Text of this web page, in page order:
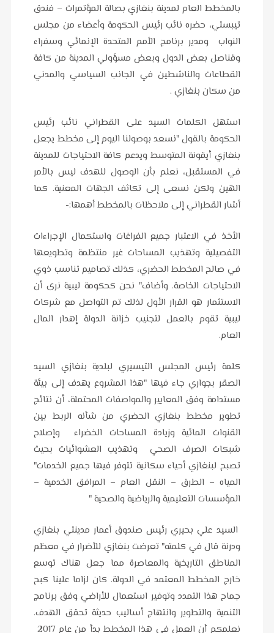
بالمخطط العام لمدينة بنغازي بصالة المؤتمرات – فندق
تيبستي، حضره نائب رئيس الحكومة وأعضاء من مجلس
النواب ومدير برنامج الأمم المتحدة الإنمائي وسفراء
وقناصل بعض الدول وبعض مسؤولي المدينة من كافة
القطاعات والناشطين في الجانب السياسي والمدني
من سكان بنغازي .
استهل الكلمات السيد على القطراني نائب رئيس
الحكومة بالقول "نسعد بوصولنا اليوم إلى مخطط يجعل
بنغازي أيقونة المتوسط ويدعم كافة الاحتياجات للمدينة
في المستقبل، نعلم بأن الوصول للهدف ليس بالأمر
الهين ولكن نسعى إلى تكاثف الجهات المعنية. كما
أشار القطراني إلى ملاحظات بالمخطط أهمها:-
الأخذ في الاعتبار جميع الفراغات واستكمال الإجراءات
التفصيلية وتهذيب المساحات غير منتظمة وتطويعها
في صالح المخطط الحضري، كذلك تصاميم تناسب ذوي
الاحتياجات الخاصة. وأضاف" نحن كحكومة ليبية نرى أن
الاستثمار هو القرار الأول لذلك تم التواصل مع شركات
ليبية تقوم بالعمل لتجنيب خزانة الدولة إهدار المال
العام.
كلمة رئيس المجلس التيسيري لبلدية بنغازي السيد
الصقر بجواري جاء فيها "هذا المشروع يهدف إلى بيئة
مستدامة وفق المعايير والمواصفات المحتملة، أن نتائج
تطوير مخطط بنغازي الحضري من شأنه الربط بين
القنوات المائية وزيادة المساحات الخضراء وإصلاح
شبكات الصرف الصحي وتهذيب العشوائيات بحيث
تصبح لبنغازي أحياء سكانية تتوفر فيها جميع الخدمات"
المياه – الطرق – النقل العام – المرافق الخدمية –
المؤسسات التعليمية والرياضية والصحية "
السيد علي بحيري رئيس صندوق أعمار مدينتي بنغازي
ودرنة قال في كلمته" تعرضت بنغازي للأضرار في معظم
المناطق التاريخية والمعاصرة مما جعل هناك توسع
خارج المخطط المعتمد في الدولة. كان لزاما علينا كبح
جماح هذا التمدد وتوفير استعمال للأراضي وفق برنامج
التنمية والتطوير وانتهاج أساليب حديثة تحقق الهدف.